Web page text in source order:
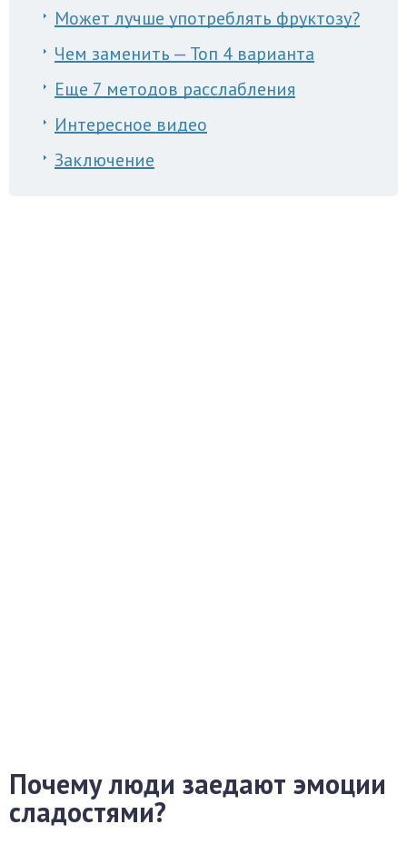
Может лучше употреблять фруктозу?
Чем заменить — Топ 4 варианта
Еще 7 методов расслабления
Интересное видео
Заключение
Почему люди заедают эмоции
сладостями?